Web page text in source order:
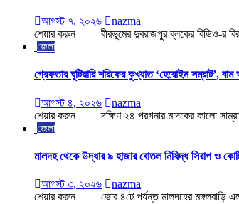
আগস্ট ৭, ২০২৬
nazma
শেয়ার করুন বীরভূমের দুবরাজপুর ব্লকের বিডিও-র
জেলা
গ্রেফতার ঘুটিয়ারি শরিফের কুখ্যাত ‘হেরোইন সম্রাট’,
আগস্ট ৪, ২০২৬
nazma
শেয়ার করুন দক্ষিণ ২৪ পরগনার মাদকের কালো
জেলা
মালদহ থেকে উদ্ধার ৯ হাজার বোতল নিষিদ্ধ সিরাপ ও
আগস্ট ৩, ২০২৬
nazma
শেয়ার করুন ভোর ৪টে পর্যন্ত মালদহের মঙ্গলবাড়ি